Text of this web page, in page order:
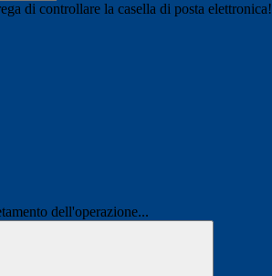
di controllare la casella di posta elettronica!
dell'operazione...